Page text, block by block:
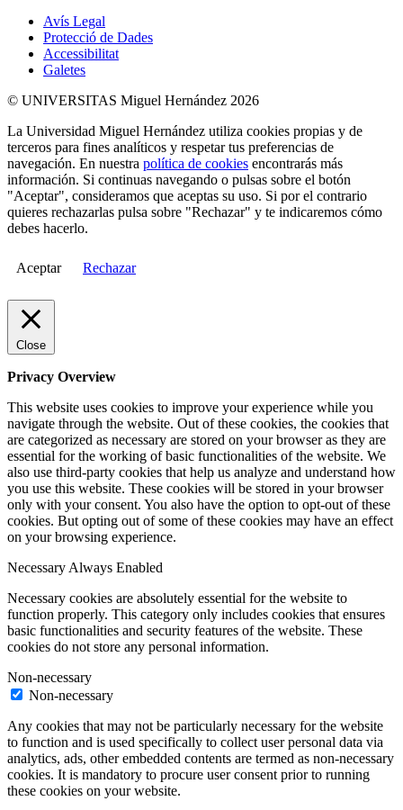
Avís Legal
Protecció de Dades
Accessibilitat
Galetes
© UNIVERSITAS Miguel Hernández 2026
La Universidad Miguel Hernández utiliza cookies propias y de
terceros para fines analíticos y respetar tus preferencias de
navegación. En nuestra política de cookies encontrarás más
información. Si continuas navegando o pulsas sobre el botón
"Aceptar", consideramos que aceptas su uso. Si por el contrario
quieres rechazarlas pulsa sobre "Rechazar" y te indicaremos cómo
debes hacerlo.
Aceptar Rechazar
Close
Privacy Overview
This website uses cookies to improve your experience while you
navigate through the website. Out of these cookies, the cookies that
are categorized as necessary are stored on your browser as they are
essential for the working of basic functionalities of the website. We
also use third-party cookies that help us analyze and understand how
you use this website. These cookies will be stored in your browser
only with your consent. You also have the option to opt-out of these
cookies. But opting out of some of these cookies may have an effect
on your browsing experience.
Necessary Always Enabled
Necessary cookies are absolutely essential for the website to
function properly. This category only includes cookies that ensures
basic functionalities and security features of the website. These
cookies do not store any personal information.
Non-necessary
Non-necessary
Any cookies that may not be particularly necessary for the website
to function and is used specifically to collect user personal data via
analytics, ads, other embedded contents are termed as non-necessary
cookies. It is mandatory to procure user consent prior to running
these cookies on your website.